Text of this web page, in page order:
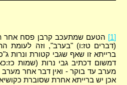
[1]
הטעם שמתעכב קרבן פסח אחר
(דברים טז:ו) "בערב", וזה לעומת
ברייתא זו שאף שגבי קטורת ונרות
דמשום דכתיב גבי נרות (שמות
מערב עד בוקר - ואין דבר אחר
אכן יש ברייתא אחרת שסוברת